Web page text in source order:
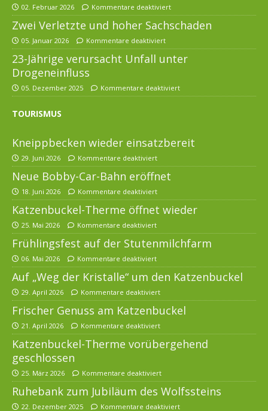
02. Februar 2026 Kommentare deaktiviert
Zwei Verletzte und hoher Sachschaden
05. Januar 2026 Kommentare deaktiviert
23-Jährige verursacht Unfall unter
Drogeneinfluss
05. Dezember 2025 Kommentare deaktiviert
TOURISMUS
Kneippbecken wieder einsatzbereit
29. Juni 2026 Kommentare deaktiviert
Neue Bobby-Car-Bahn eröffnet
18. Juni 2026 Kommentare deaktiviert
Katzenbuckel-Therme öffnet wieder
25. Mai 2026 Kommentare deaktiviert
Frühlingsfest auf der Stutenmilchfarm
06. Mai 2026 Kommentare deaktiviert
Auf „Weg der Kristalle“ um den Katzenbuckel
29. April 2026 Kommentare deaktiviert
Frischer Genuss am Katzenbuckel
21. April 2026 Kommentare deaktiviert
Katzenbuckel-Therme vorübergehend
geschlossen
25. März 2026 Kommentare deaktiviert
Ruhebank zum Jubiläum des Wolfssteins
22. Dezember 2025 Kommentare deaktiviert